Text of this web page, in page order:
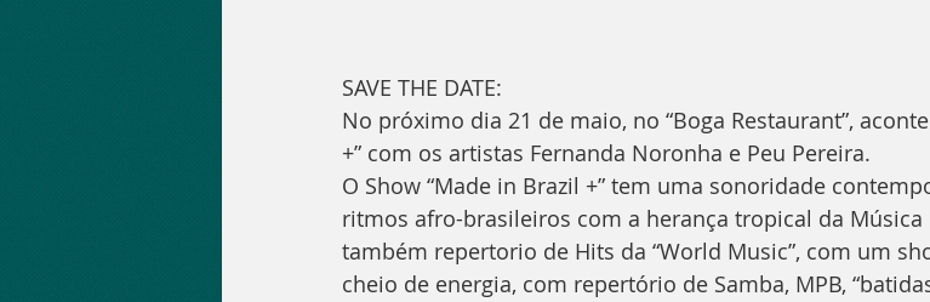
SAVE THE DATE:
No próximo dia 21 de maio, no “Boga Restaurant”,
+” com os artistas Fernanda Noronha e Peu Pereira.
O Show “Made in Brazil +” tem uma sonoridade
ritmos afro-brasileiros com a herança tropical da
também repertorio de Hits da “World Music”, com um
cheio de energia, com repertório de Samba, MPB,